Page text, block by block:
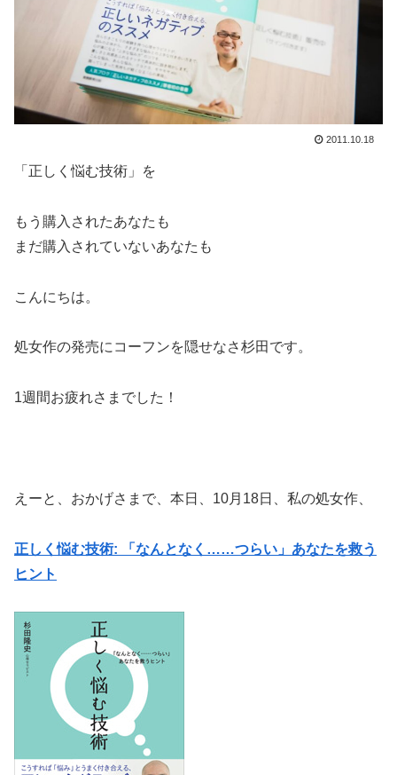
2011.10.18
「正しく悩む技術」を
もう購入されたあなたも
まだ購入されていないあなたも
こんにちは。
処女作の発売にコーフンを隠せなさ杉田です。
1週間お疲れさまでした！
えーと、おかげさまで、本日、10月18日、私の処女作、
正しく悩む技術: 「なんとなく……つらい」あなたを救う
ヒント